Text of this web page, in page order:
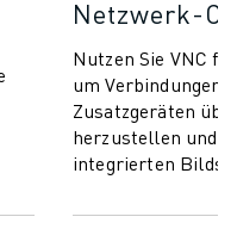
Netzwerk-
Nutzen Sie VNC
um Verbindungen
Zusatzgeräten
herzustellen und
integrierten
zu erleichtern.